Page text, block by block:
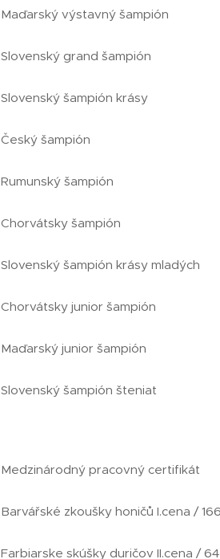
Maďarský výstavný šampión
Slovenský grand šampión
Slovenský šampión krásy
Český šampión
Rumunský šampión
Chorvátsky šampión
Slovenský šampión krásy mladých
Chorvátsky junior šampión
Maďarský junior šampión
Slovenský šampión šteniat
Medzinárodný pracovný certifikát
Barvářské zkoušky honičů I.cena /
Farbiarske skúšky duričov II.cena /